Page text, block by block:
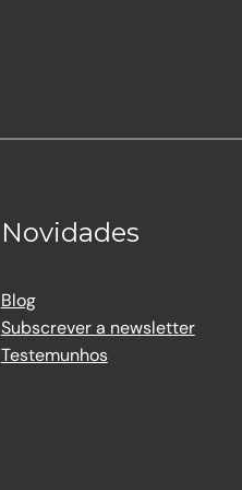
Novidades
Blog
Subscrever a newsletter
Testemunhos